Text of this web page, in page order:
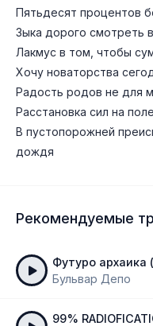
Пятьдесят процентов
Зыка дорого смотреть
Лакмус в том, чтобы
Хочу новаторства
Радость родов не для
Расстановка сил на
В пустопорожней
дождя
Рекомендуемые
Бульвар Депо
99%